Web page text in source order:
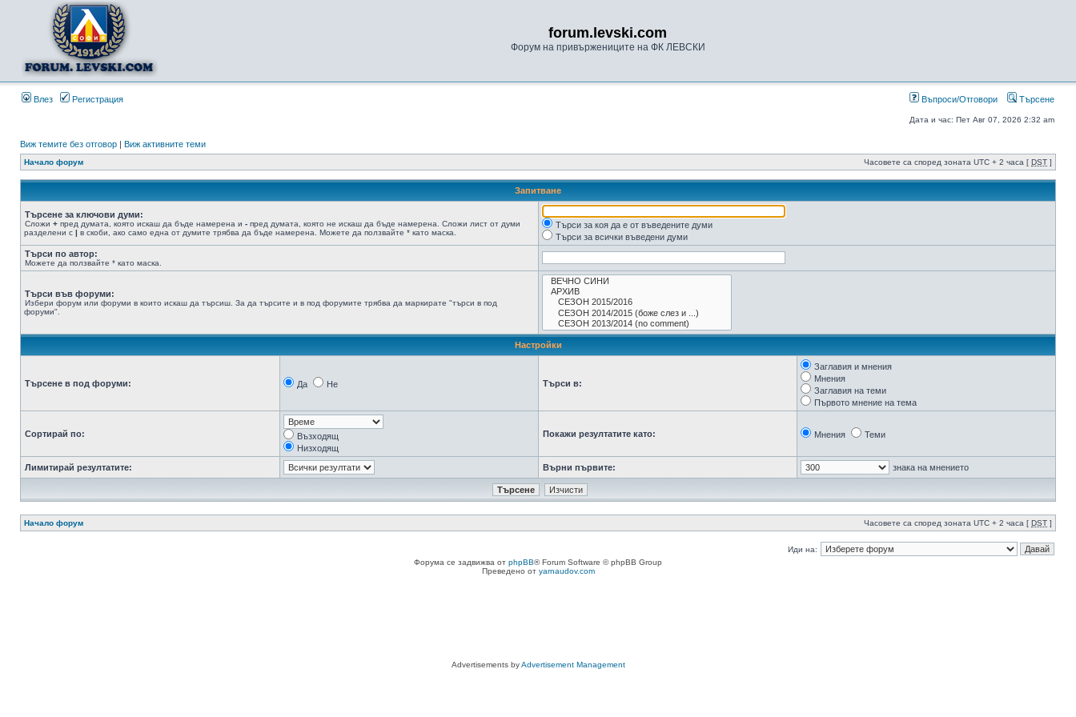
forum.levski.com
Форум на привържениците на ФК ЛЕВСКИ
Влез Регистрация Въпроси/Отговори Търсене
Дата и час: Пет Авг 07, 2026 2:32 am
Виж темите без отговор | Виж активните теми
Начало форум Часовете са според зоната UTC + 2 часа [ DST ]
Запитване
Търсене за ключови думи:
Сложи + пред думата, която искаш да бъде намерена и - пред думата, която не искаш да бъде намерена. Сложи лист от думи
разделени с | в скоби, ако само една от думите трябва да бъде намерена. Можете да ползвайте * като маска.
Търси за коя да е от въведените думи
Търси за всички въведени думи
Търси по автор:
Можете да ползвайте * като маска.
Търси във форуми:
Избери форум или форуми в които искаш да търсиш. За да търсите и в под форумите трябва да маркирате "търси в под
форуми".
Настройки
Търсене в под форуми: Да Не Търси в:
Заглавия и мнения
Мнения
Заглавия на теми
Първото мнение на тема
Сортирай по:
Възходящ
Низходящ
Покажи резултатите като: Мнения Теми
Лимитирай резултатите: Върни първите: знака на мнението
Начало форум Часовете са според зоната UTC + 2 часа [ DST ]
Иди на:
Форума се задвижва от phpBB® Forum Software © phpBB Group
Преведено от yarnaudov.com
Advertisements byAdvertisement Management